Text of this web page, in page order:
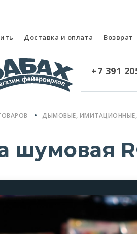
Доставка и оплата Возврат
+7 391
ДЫМОВЫЕ, ИМИТАЦИОННЫЕ,
шумовая